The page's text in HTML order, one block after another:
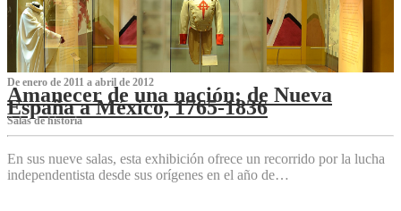
De enero de 2011 a abril de 2012
Amanecer de una nación: de Nueva
España a México, 1765-1836
Salas de historia
En sus nueve salas, esta exhibición ofrece un recorrido por la lucha
independentista desde sus orígenes en el año de…